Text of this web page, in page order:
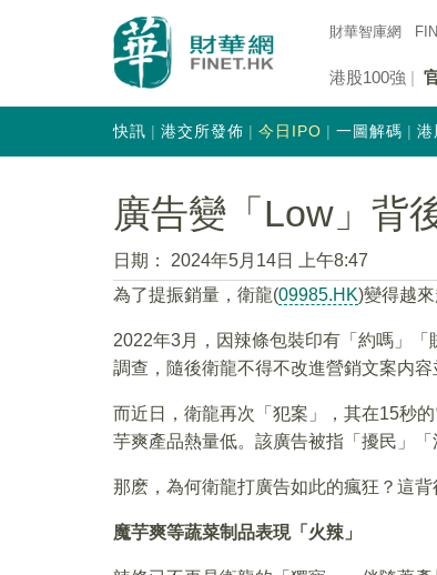
財華智庫網
港股100強
快訊 港交所發佈 今日IPO 一圖解碼 港
廣告變「Low」背
日期：
2024年5月14日 上午8:47
為了提振銷量，衛龍(09985.HK)變得越來
2022年3月，因辣條包裝印有「約嗎」
調查，隨後衛龍不得不改進營銷文案内容
而近日，衛龍再次「犯案」，其在15秒
芋爽產品熱量低。該廣告被指「擾民」
那麽，為何衛龍打廣告如此的瘋狂？這
魔芋爽等蔬菜制品表現「火辣」